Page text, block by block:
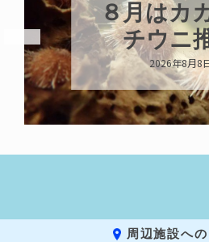
８月はカ
チウニ
2026年8月8
周辺施設へ